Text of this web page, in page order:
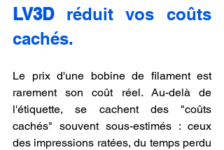
LV3D réduit vos coûts
cachés.
Le prix d'une bobine de filament est
rarement son coût réel. Au-delà de
l'étiquette, se cachent des "coûts
cachés" souvent sous-estimés : ceux
des impressions ratées, du temps perdu